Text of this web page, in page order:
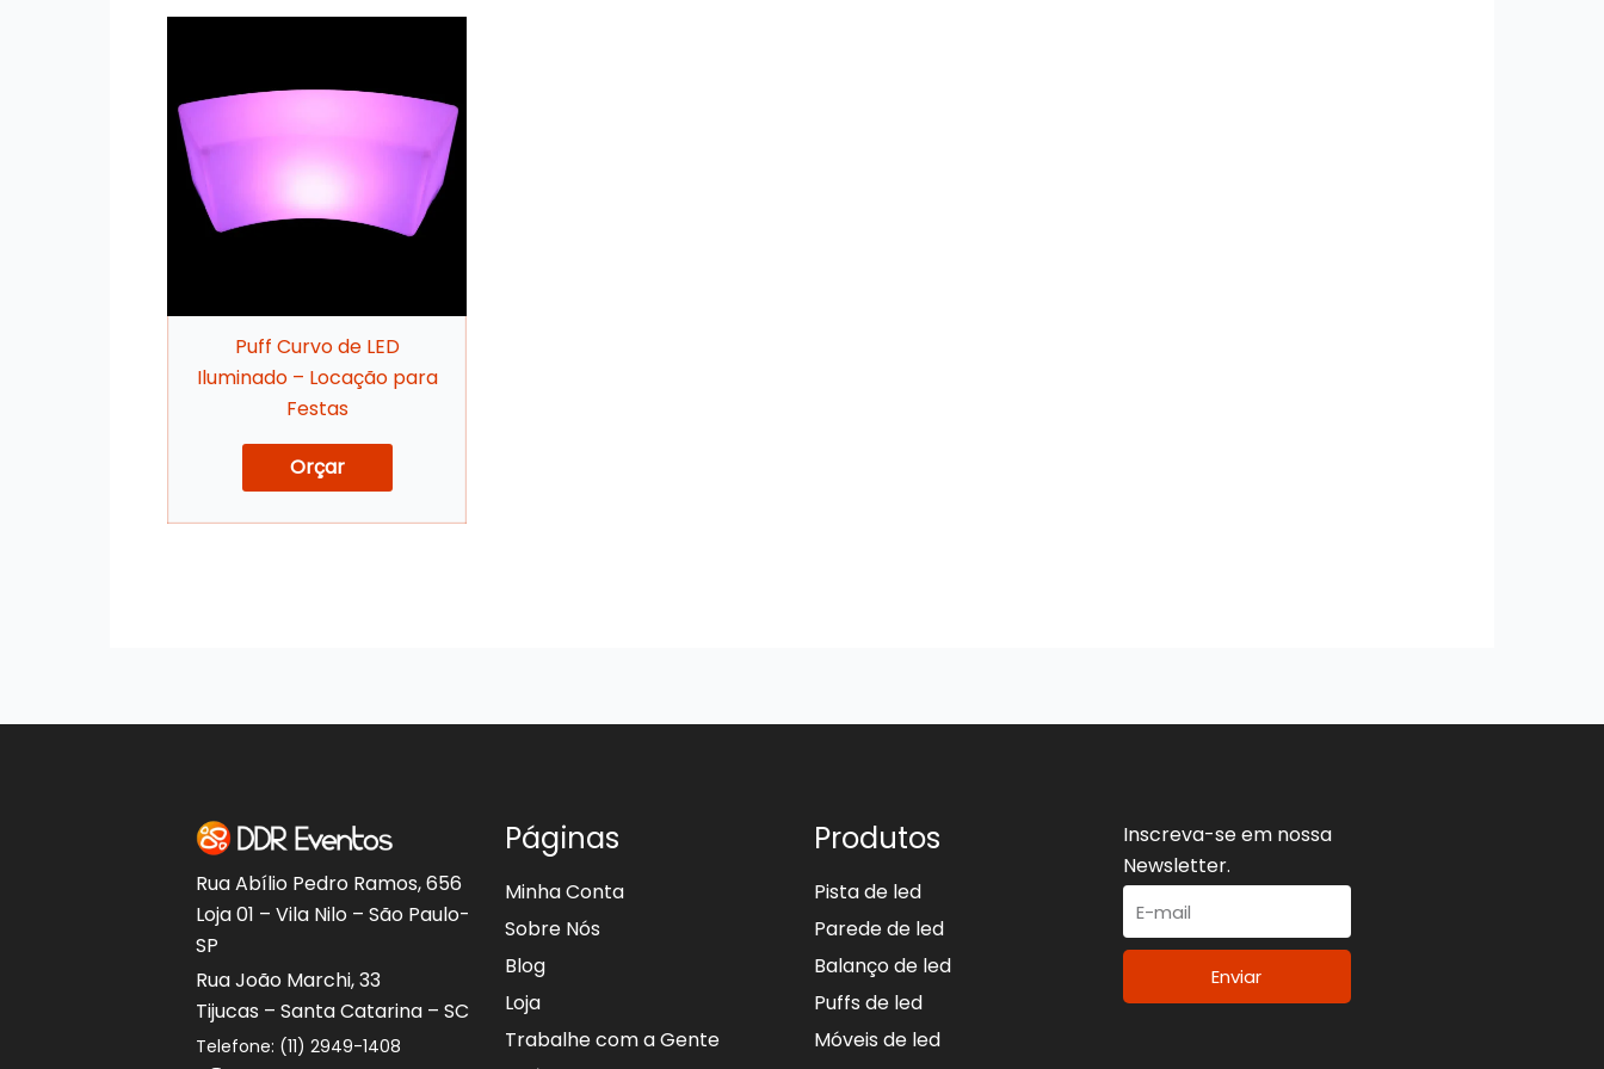
Puff Curvo de LED
Iluminado – Locação para
Festas
Orçar
Rua Abílio Pedro Ramos, 656
Loja 01 – Vila Nilo – São Paulo-
SP
Rua João Marchi, 33
Tijucas – Santa Catarina – SC
Telefone: (11) 2949-1408
Páginas
Minha Conta
Sobre Nós
Blog
Loja
Trabalhe com a Gente
Produtos
Pista de led
Parede de led
Balanço de led
Puffs de led
Móveis de led
Inscreva-se em nossa
Newsletter.
Enviar